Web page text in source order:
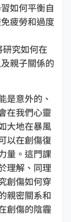
如何平衡自
疲勞和過度
究如何在
親子關係的
是意外的、
在我們心靈
大地在暴風
以在創傷復
量。這門課
理解、同理
創傷如何穿
親密關系和
創傷的陰霾